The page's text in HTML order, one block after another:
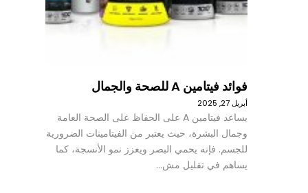
فوائد فيتامين A للصحة والجمال
أبريل 27, 2025
يساعد فيتامين A على الحفاظ على الصحة العامة
وجمال البشرة، حيث يعتبر من الفيتامينات الضرورية
للجسم. فإنه يحمي البصر ويعزز نمو الأنسجة، كما
يساهم في تقليل مش…